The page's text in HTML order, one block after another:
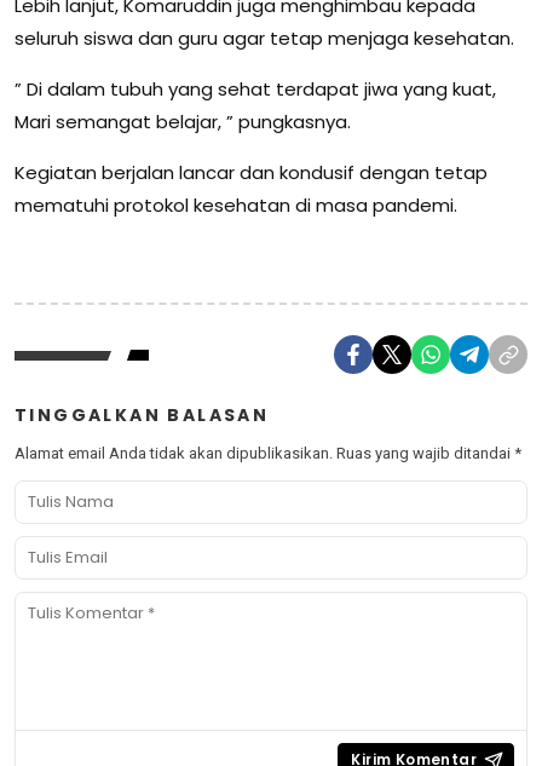
Lebih lanjut, Komaruddin juga menghimbau kepada
seluruh siswa dan guru agar tetap menjaga kesehatan.
” Di dalam tubuh yang sehat terdapat jiwa yang kuat,
Mari semangat belajar, ” pungkasnya.
Kegiatan berjalan lancar dan kondusif dengan tetap
mematuhi protokol kesehatan di masa pandemi.
TINGGALKAN BALASAN
Alamat email Anda tidak akan dipublikasikan. Ruas yang wajib ditandai *